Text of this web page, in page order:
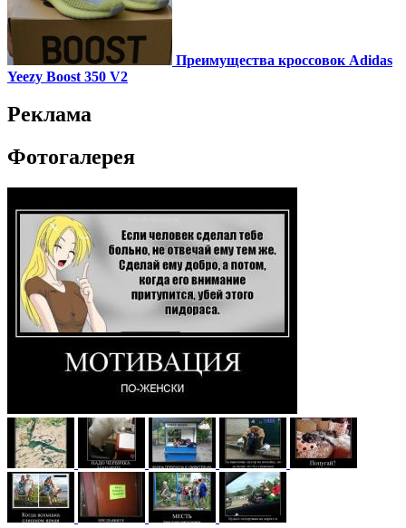
Преимущества кроссовок Adidas
Yeezy Boost 350 V2
Реклама
Фотогалерея